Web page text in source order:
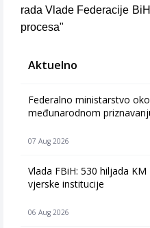
rada Vlade Federacije
procesa"
Aktuelno
Federalno ministarstvo
međunarodnom
07 Aug 2026
Vlada FBiH: 530 hiljada
vjerske institucije
06 Aug 2026